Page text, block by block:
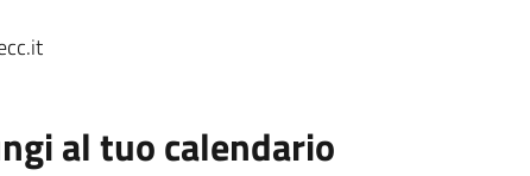
al tuo calendario